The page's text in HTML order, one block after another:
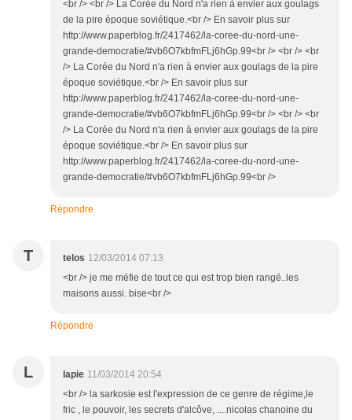
<br /> <br /> La Corée du Nord n'a rien à envier aux goulags
de la pire époque soviétique.<br /> En savoir plus sur
http://www.paperblog.fr/2417462/la-coree-du-nord-une-
grande-democratie/#vb6O7kbfmFLj6hGp.99<br /> <br /> <br
/> La Corée du Nord n'a rien à envier aux goulags de la pire
époque soviétique.<br /> En savoir plus sur
http://www.paperblog.fr/2417462/la-coree-du-nord-une-
grande-democratie/#vb6O7kbfmFLj6hGp.99<br /> <br /> <br
/> La Corée du Nord n'a rien à envier aux goulags de la pire
époque soviétique.<br /> En savoir plus sur
http://www.paperblog.fr/2417462/la-coree-du-nord-une-
grande-democratie/#vb6O7kbfmFLj6hGp.99<br />
Répondre
T telos 12/03/2014 07:13
<br /> je me méfie de tout ce qui est trop bien rangé..les
maisons aussi. bise<br />
Répondre
L lapie 11/03/2014 20:54
<br /> la sarkosie est l'expression de ce genre de régime,le
fric , le pouvoir, les secrets d'alcôve, ....nicolas chanoine du